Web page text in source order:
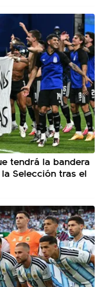
tendrá la bandera
Selección tras el